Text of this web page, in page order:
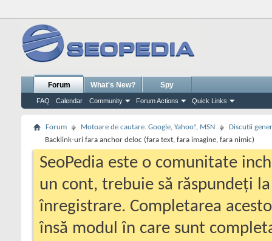
Forum
FAQ Calendar Community Forum Actions Quick Links
What's New? Spy
Forum Motoare de cautare. Google, Yahoo!, MSN
Discutii
Backlink-uri fara anchor deloc (fara text, fara imagine, fara nimic)
SeoPedia este o comunitate
un cont, trebuie să răspundeți
înregistrare. Completarea
însă modul în care sunt